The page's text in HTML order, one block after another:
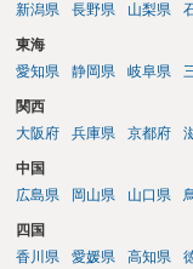
新潟県
長野県 山梨県
東海
愛知県
静岡県 岐阜県
関西
大阪府
兵庫県 京都府
中国
広島県
岡山県 山口県
四国
香川県
愛媛県 高知県